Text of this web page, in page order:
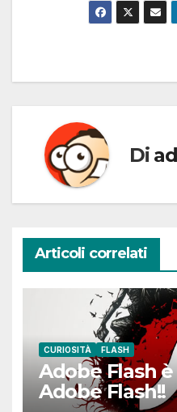
articoli
Di
Articoli correlati
CURIOSITÀ FLASH
Adobe Flash
Adobe Flash!!